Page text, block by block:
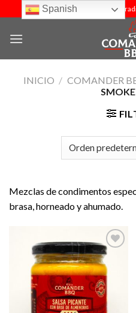
content
INICIO / COMANDER
Mezclas de condimentos
brasa, horneado y ahumado.
Añadir
a la
lista de
deseos
Spanish